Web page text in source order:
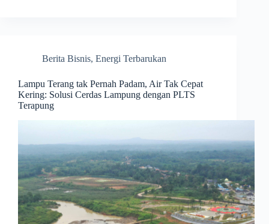
Berita Bisnis, Energi Terbarukan
Lampu Terang tak Pernah Padam, Air Tak Cepat
Kering: Solusi Cerdas Lampung dengan PLTS
Terapung